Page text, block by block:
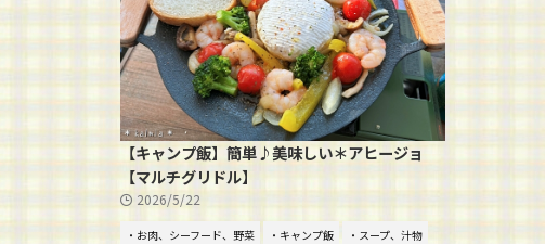
【キャンプ飯】簡単♪美味しい＊アヒージョ
【マルチグリドル】
2026/5/22
・お肉、シーフード、野菜 ・キャンプ飯
・スープ、汁物